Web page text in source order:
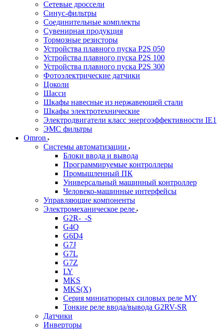
Сетевые дроссели
Синус-фильтры
Соединительные комплекты
Сувенирная продукция
Тормозные резисторы
Устройства плавного пуска P2S 050
Устройства плавного пуска P2S 100
Устройства плавного пуска P2S 300
Фотоэлектрические датчики
Цоколи
Шасси
Шкафы навесные из нержавеющей стали
Шкафы электротехнические
Электродвигатели класс энергоэффективности IE1
ЭМС фильтры
Omron
Системы автоматизации
Блоки ввода и вывода
Программируемые контроллеры
Промышленный ПК
Универсальный машинный контроллер
Человеко-машинные интерфейсы
Управляющие компоненты
Электромеханическое реле
G2R-_-S
G4Q
G6D4
G7J
G7L
G7Z
LY
MKS
MKS(X)
Серия миниатюрных силовых реле MY
Тонкие реле ввода/вывода G2RV-SR
Датчики
Инверторы